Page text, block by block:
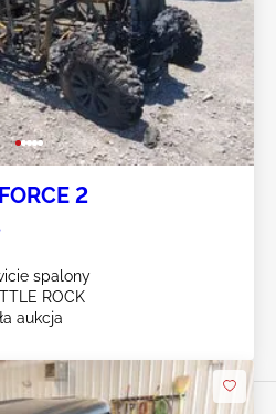
2
spalony
ROCK
aukcja